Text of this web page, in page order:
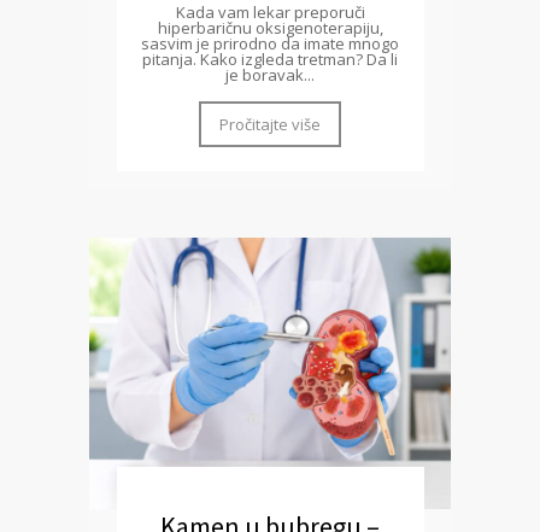
Kada vam lekar preporuči
hiperbaričnu oksigenoterapiju,
sasvim je prirodno da imate mnogo
pitanja. Kako izgleda tretman? Da li
je boravak...
Pročitajte više